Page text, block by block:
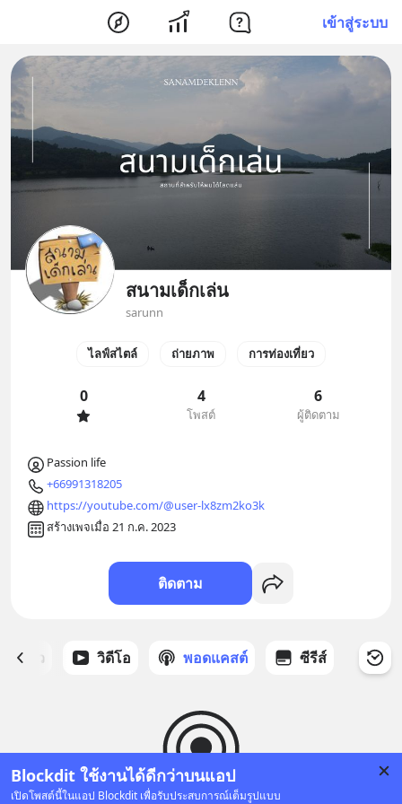
เข้าสู่ระบบ
Blockdit ใช้งานได้ดีกว่าบนแอป
เปิดโพสต์นี้ในแอป Blockdit เพื่อรับประสบการณ์เต็มรูปแบบ
สนามเด็กเล่น
sarunn
ไลฟ์สไตล์ ถ่ายภาพ การท่องเที่ยว
0 4
โพสต์
6
ผู้ติดตาม
Passion life
+66991318205
https://youtube.com/@user-lx8zm2ko3k
สร้างเพจเมื่อ 21 ก.ค. 2023
ติดตาม
ด้ดาว วิดีโอ พอดแคสต์ ซีรีส์